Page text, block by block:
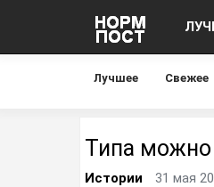
Лучшее Свежее
Типа можно
Истории 31 мая